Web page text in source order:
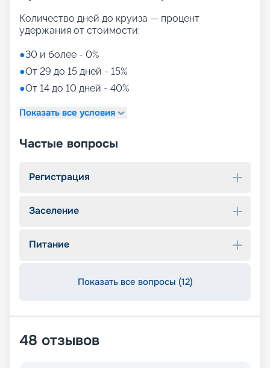
Количество дней до круиза — процент
удержания от стоимости:
●30 и более - 0%
●От 29 до 15 дней - 15%
●От 14 до 10 дней - 40%
Показать все условия
Частые вопросы
Регистрация
Заселение
Питание
Показать все вопросы (12)
48 отзывов